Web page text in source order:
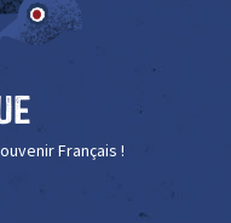
Français !